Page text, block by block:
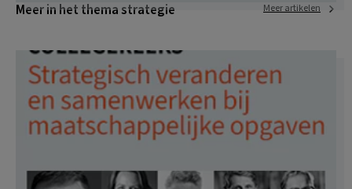
Meer in het thema strategie Meer artikelen